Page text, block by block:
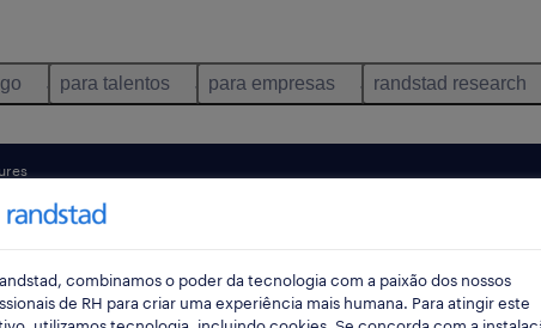
para talentos para empresas randstad research
combinamos o poder da tecnologia com a paixão dos nossos
de RH para criar uma experiência mais humana. Para atingir este